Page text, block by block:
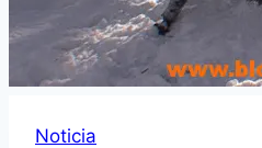
Noticia